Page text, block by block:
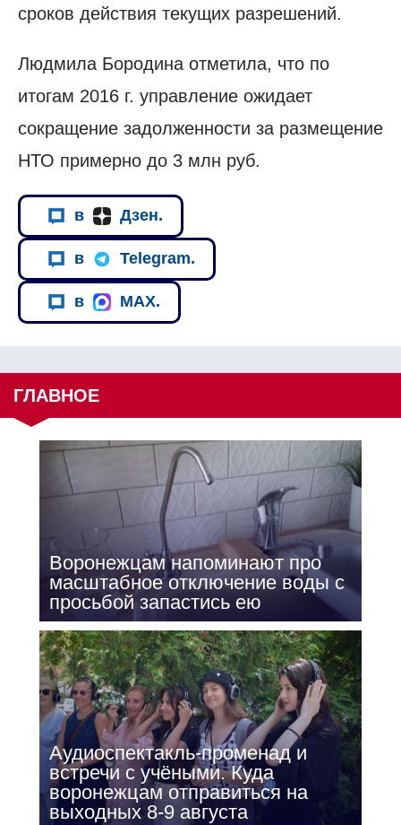
сроков действия текущих разрешений.
Людмила Бородина отметила, что по
итогам 2016 г. управление ожидает
сокращение задолженности за размещение
НТО примерно до 3 млн руб.
в Дзен.
в Telegram.
в MAX.
ГЛАВНОЕ
Воронежцам напоминают про
масштабное отключение воды с
просьбой запастись ею
Аудиоспектакль-променад и
встречи с учёными. Куда
воронежцам отправиться на
выходных 8-9 августа